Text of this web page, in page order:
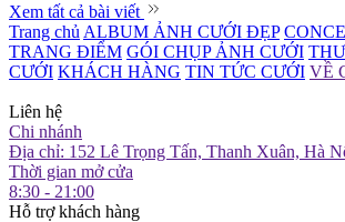
Xem tất cả bài viết
Trang chủ ALBUM ẢNH CƯỚI ĐẸP
TRANG ĐIỂM GÓI CHỤP ẢNH CƯỚI
CƯỚI KHÁCH HÀNG TIN TỨC CƯỚI VỀ
Liên hệ
Chi nhánh
Địa chỉ: 152 Lê Trọng Tấn, Thanh Xuân, Hà
Thời gian mở cửa
8:30 - 21:00
Hỗ trợ khách hàng